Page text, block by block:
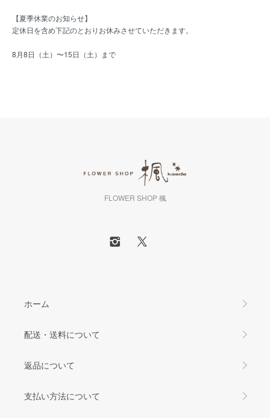
【夏季休業のお知らせ】
定休日を含め下記のとおりお休みさせていただきます。
8月8日（土）〜15日（土）まで
FLOWER SHOP 楓
ホーム
配送・送料について
返品について
支払い方法について